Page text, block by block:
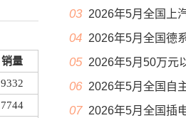
销量
9332
7744
03 2026年5月全国上汽通
04 2026年5月全国德
05 2026年5月50万元以上插
06 2026年5月全国自主纯电
07 2026年5月全国插电混动